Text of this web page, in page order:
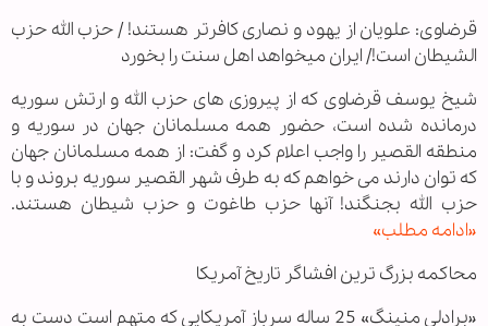
قرضاوی: علویان از یهود و نصاری کافرتر هستند! / حزب الله حزب
الشیطان است!/ ایران می‏خواهد اهل سنت را بخورد
شیخ یوسف قرضاوی که از پیروزی های حزب الله و ارتش سوریه
درمانده شده است، حضور همه مسلمانان جهان در سوریه و
منطقه القصیر را واجب اعلام کرد و گفت: از همه مسلمانان جهان
که توان دارند می خواهم که به طرف شهر القصير سوريه بروند و با
حزب الله بجنگند! آنها حزب طاغوت و حزب شيطان هستند.
«ادامه مطلب»
محاکمه بزرگ ترین افشاگر تاریخ آمریکا
«برادلی منینگ» 25 ساله سرباز آمریکایی که متهم است دست به